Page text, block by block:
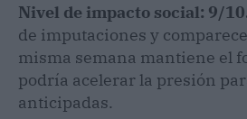
Nivel de impacto social: 9/
de imputaciones y
misma semana mantiene el
podría acelerar la presión
anticipadas.